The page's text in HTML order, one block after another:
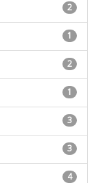
2
1
2
1
3
3
4